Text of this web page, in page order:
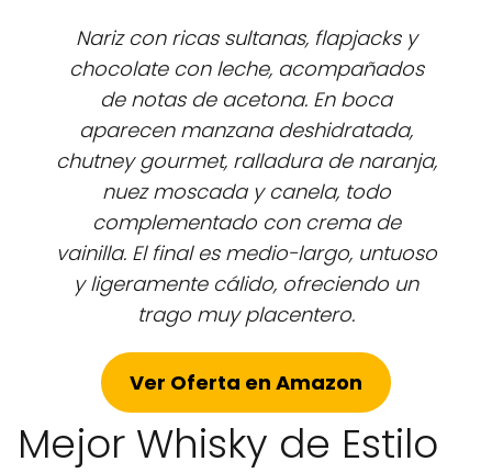
Nariz con ricas sultanas, flapjacks y
chocolate con leche, acompañados
de notas de acetona. En boca
aparecen manzana deshidratada,
chutney gourmet, ralladura de naranja,
nuez moscada y canela, todo
complementado con crema de
vainilla. El final es medio-largo, untuoso
y ligeramente cálido, ofreciendo un
trago muy placentero.
Ver Oferta en Amazon
Mejor Whisky de Estilo